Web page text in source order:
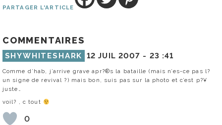
PARTAGER L'ARTICLE
COMMENTAIRES
SHYWHITESHARK 12 JUIL 2007 - 23 :41
Comme d’hab, j’arrive grave apr?®s la bataille (mais n’es-ce pas l?
un signe de revival ?) mais bon, suis pas sur la photo et c’est p?¥
juste…
voil? , c tout
0